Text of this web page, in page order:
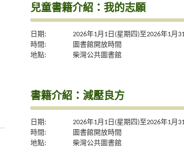
兒童書籍介紹：我的志願
日期:
2026年1月1日(星期四)至2026年1月
時間:
圖書館開放時間
地點:
柴灣公共圖書館
書籍介紹：減壓良方
日期:
2026年1月1日(星期四)至2026年1月
時間:
圖書館開放時間
地點:
柴灣公共圖書館